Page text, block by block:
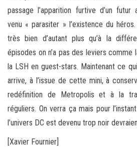
passage l’apparition furtive d’un futur
venu « parasiter » l’existence du
très bien d’autant plus qu’à la
épisodes on n’a pas des leviers
la LSH en guest-stars. Maintenant ce
arrive, à l’issue de cette mini, à
redéfinition de Metropolis et à la
réguliers. On verra ça mais pour
l’univers DC est devenu trop noir
[Xavier Fournier]